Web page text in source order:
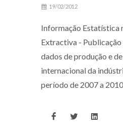
19/02/2012
Informação Estatística
Extractiva -
dados de produção e
internacional da
período de 2007 a